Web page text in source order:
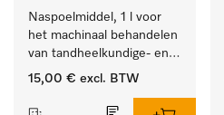
Naspoelmiddel, 1 l voor
het machinaal behandelen
van tandheelkundige- en
transmissie-instrumenten.
15,00 € excl. BTW